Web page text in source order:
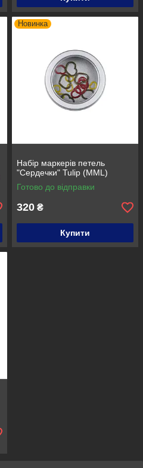
Новинка
Набір маркерів петель
"Сердечки" Tulip (MML)
Готово до відправки
320 ₴
Купити